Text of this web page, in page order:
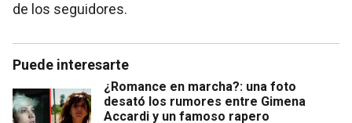
de los seguidores.
Puede interesarte
¿Romance en marcha?: una foto
desató los rumores entre Gimena
Accardi y un famoso rapero